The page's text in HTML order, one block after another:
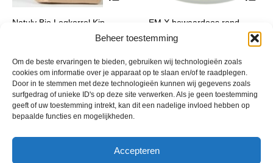
Beheer toestemming
Om de beste ervaringen te bieden, gebruiken wij technologieën zoals
cookies om informatie over je apparaat op te slaan en/of te raadplegen.
Door in te stemmen met deze technologieën kunnen wij gegevens zoals
surfgedrag of unieke ID's op deze site verwerken. Als je geen toestemming
geeft of uw toestemming intrekt, kan dit een nadelige invloed hebben op
bepaalde functies en mogelijkheden.
Accepteren
heeft
variaties.
Deze
optie
kan
gekozen
Natuly Bio Legkorrel Kip
Prijsklasse:
tot
€ 37,90
incl. btw
heeft
Deze
optie
kan
EM X bewaardoos rond
€14,25
Prijsklasse:
tot
€ 19,50